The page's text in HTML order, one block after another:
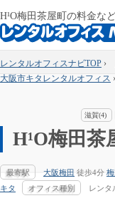
H¹O梅田茶屋町の料金な
レンタルオフィスナビTOP ›
大阪市キタレンタルオフィス ›
滋賀(4)
H¹O梅田茶
最寄駅 大阪梅田 徒歩4分
キタ
オフィス種別 レンタ